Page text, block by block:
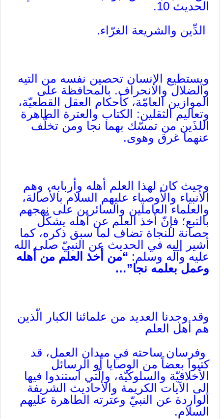
الحديث 10.
الدِّين والشريعة الغرّاء.
ويستطيع الإنسان تحصين نفسه من التيه
والضلال والانحراف. بالمحافظة على
الموازين العامّة، كأحكام العقل القطعيّة،
وتعاليم الثقلين: الكتاب والعترة الطاهرة
اللذَين من تمسّك بهما نجا ومن تخلّف
عنهما غرق وهوى.
وحيث كان لهذا العلم أهله وأربابه، وهم
الأنبياء والأوصياء عليهم السلام بالأصالة،
والعلماء العاملين والسائرين على نهجهم
بالتبع؛ فإنّ أخذ العلم عن أهله يشكّل
حصانة للنجاة تضاف لما سبق ذكره، كما
أشير إليه في الحديث عن النبيّ صلى الله
عليه وآله وسلم: “من أخذ العلم من أهله
وعمل بعلمه نجا”…
وقد وجدنا العديد من علمائنا الكبار الّذين
هم أهل العلم
وفرسان ساحته في ميدان العمل، قد
كتبوا بعضاً من الوصايا أو الرسائل
الأخلاقيّة والسلوكيّة، والّتي استندوا فيها
إلى الآيات الكريمة والأحاديث الشريفة
الواردة عن النبيّ وعترته الطاهرة عليهم
السلام.